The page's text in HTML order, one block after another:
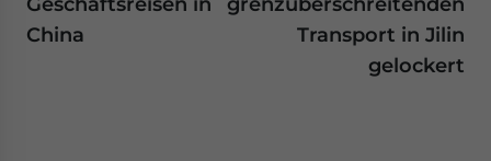
China
Transport in Jilin
gelockert